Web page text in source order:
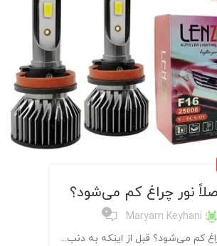
نور چراغ کم می‌شود؟
Maryam Keyhani
0
کم می‌شود؟ قبل از اینکه به دنب...